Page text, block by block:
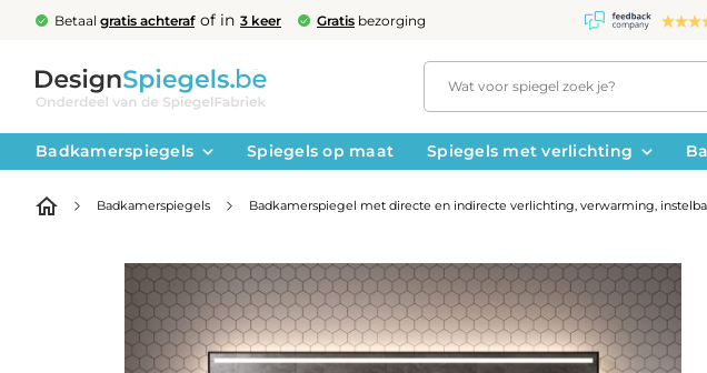
Betaal gratis achteraf of in 3 keer Gratis bezorging
Badkamerspiegels Spiegels op maat Spiegels met verlichting
Badkamerspiegels Badkamerspiegel met directe en indirecte verlichting, verwarming,